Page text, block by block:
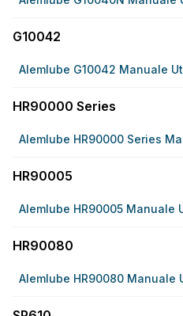
G10042
Alemlube G10042 Manuale
HR90000 Series
Alemlube HR90000 Series
HR90005
Alemlube HR90005 Manuale
HR90080
Alemlube HR90080 Manuale